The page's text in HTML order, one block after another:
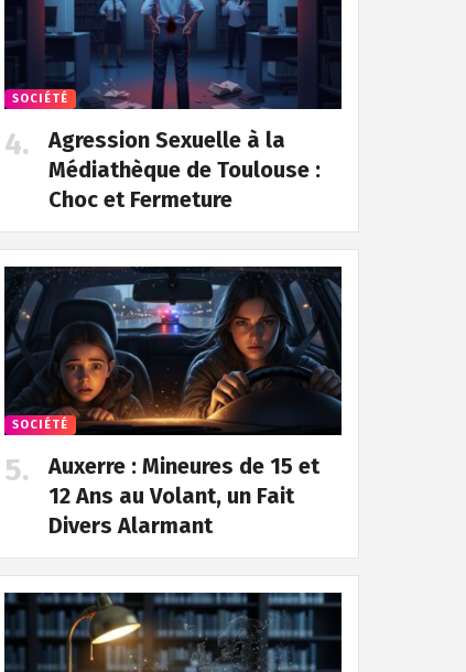
SOCIÉTÉ
Agression Sexuelle à la
Médiathèque de Toulouse :
Choc et Fermeture
SOCIÉTÉ
Auxerre : Mineures de 15 et
12 Ans au Volant, un Fait
Divers Alarmant